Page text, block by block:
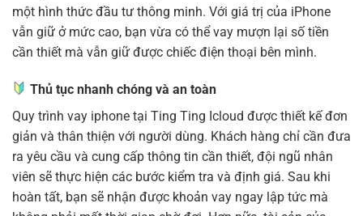
một hình thức đầu tư thông minh. Với giá trị của iPhone
vẫn giữ ở mức cao, bạn vừa có thể vay mượn lại số tiền
cần thiết mà vẫn giữ được chiếc điện thoại bên mình.
Thủ tục nhanh chóng và an toàn
Quy trình vay iphone tại Ting Ting Icloud được thiết kế đơn
giản và thân thiện với người dùng. Khách hàng chỉ cần đưa
ra yêu cầu và cung cấp thông tin cần thiết, đội ngũ nhân
viên sẽ thực hiện các bước kiểm tra và định giá. Sau khi
hoàn tất, bạn sẽ nhận được khoản vay ngay lập tức mà